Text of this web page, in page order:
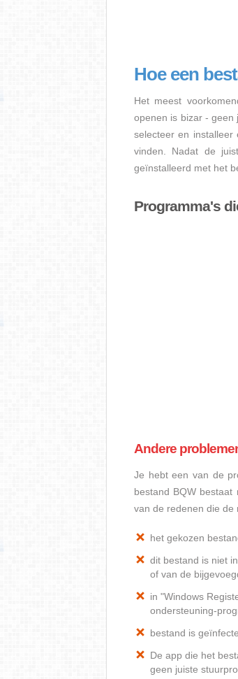
Hoe een
Het meest
openen is bizar - geen
selecteer en
vinden. Nadat de
geïnstalleerd met het
Programma's
Andere
Je hebt een van de
bestand BQW
van de redenen die de
het gekozen
dit bestand is niet
of van de
in "Windows
ondersteuning-
bestand is
De app die het
geen juiste